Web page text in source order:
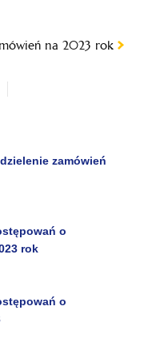
na 2023 rok
zamówień
o
rok
o